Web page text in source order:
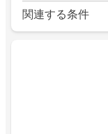
関連する条件